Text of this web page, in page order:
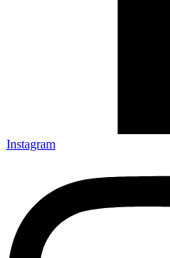
Instagram